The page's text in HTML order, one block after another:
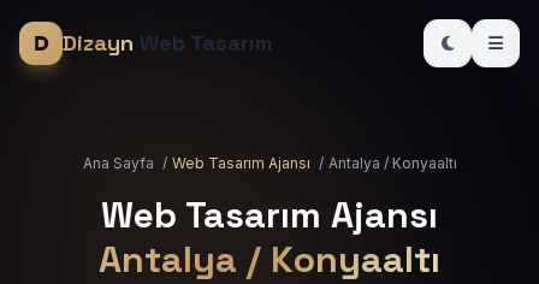
Dizayn Web Tasarım
Ana Sayfa / Web Tasarım Ajansı / Antalya / Konyaaltı
Web Tasarım Ajansı
Antalya / Konyaaltı